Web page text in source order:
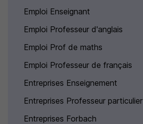
Emploi Enseignant
Emploi Professeur d'anglais
Emploi Prof de maths
Emploi Professeur de français
Entreprises Enseignement
Entreprises Professeur particulier
Entreprises Forbach